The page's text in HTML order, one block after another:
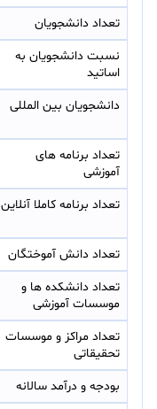
تعداد دانشجویان
اساتید
دانشجویان بین المللی
آموزشی
تعداد برنامه کاملا آنلاین
تعداد دانش آموختگان
موسسات آموزشی
تحقیقاتی
بودجه و درآمد سالانه